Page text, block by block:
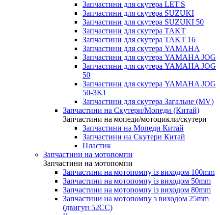
Запчастини для скутера LET'S
Запчастини для скутера SUZUKI
Запчастини для скутера SUZUKI 50
Запчастини для скутера TAKT
Запчастини для скутера TAKT 16
Запчастини для скутера YAMAHA
Запчастини для скутера YAMAHA JOG
Запчастини для скутера YAMAHA JOG
50
Запчастини для скутера YAMAHA JOG
50-3KJ
Запчастини для скутера Загальне (MV)
Запчастини на Скутери/Мопеди (Китай)
Запчастини на мопеди/мотоцикли/скутери
Запчастини на Мопеди Китай
Запчастини на Скутери Китай
Пластик
Запчастини на мотопомпи
Запчастини на мотопомпи
Запчастини на мотопомпу із виходом 100mm
Запчастини на мотопомпу із виходом 50mm
Запчастини на мотопомпу із виходом 80mm
Запчастини на мотопомпу з виходом 25mm
(двигун 52CC)